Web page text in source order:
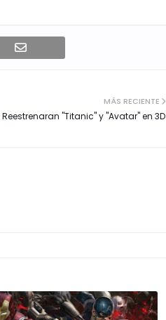
MÁS RECIENTE
Reestrenaran "Titanic" y "Avatar" en 3D